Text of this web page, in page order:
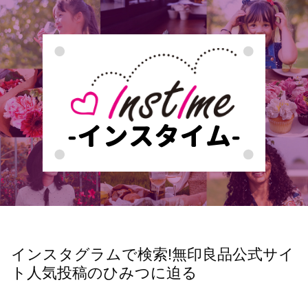
インスタグラムで検索!無印良品公式サイ
ト人気投稿のひみつに迫る